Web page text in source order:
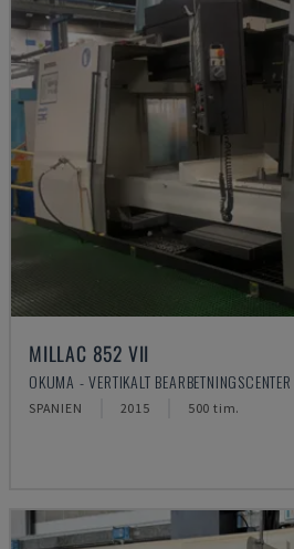
MILLAC 852 VII
OKUMA - VERTIKALT BEARBETNINGSCENTER
SPANIEN 2015 500 tim.